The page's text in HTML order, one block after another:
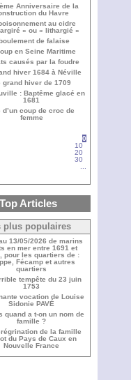
Anniversaire de la
du Havre
au cidre
» ou « lithargié »
de falaise
en Seine Maritime
causés par la foudre
hiver 1684 à Néville
grand hiver de 1709
: Baptême glacé en
1681
d’un coup de croc de
femme
0
10
20
30
Articles
plus populaires
13/05/2026 de marins
en mer entre 1691 et
pour les quartiers de :
Fécamp et autres
quartiers
tempête du 23 juin
1753
vocation de Louise
Sidonie PAVÉ
quand a t-on un nom de
famille ?
de la famille
du Pays de Caux en
Nouvelle France